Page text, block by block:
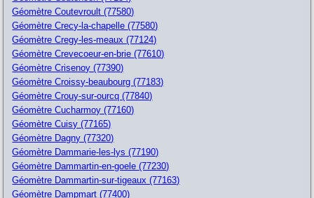
Géomètre Coutevroult (77580)
Géomètre Crecy-la-chapelle (77580)
Géomètre Cregy-les-meaux (77124)
Géomètre Crevecoeur-en-brie (77610)
Géomètre Crisenoy (77390)
Géomètre Croissy-beaubourg (77183)
Géomètre Crouy-sur-ourcq (77840)
Géomètre Cucharmoy (77160)
Géomètre Cuisy (77165)
Géomètre Dagny (77320)
Géomètre Dammarie-les-lys (77190)
Géomètre Dammartin-en-goele (77230)
Géomètre Dammartin-sur-tigeaux (77163)
Géomètre Dampmart (77400)